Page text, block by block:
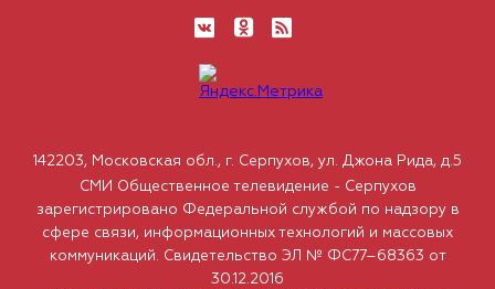
142203, Московская обл., г. Серпухов, ул. Джона Рида, д.5
СМИ Общественное телевидение - Серпухов
зарегистрировано Федеральной службой по надзору в
сфере связи, информационных технологий и массовых
коммуникаций. Свидетельство ЭЛ № ФС77–68363 от
30.12.2016